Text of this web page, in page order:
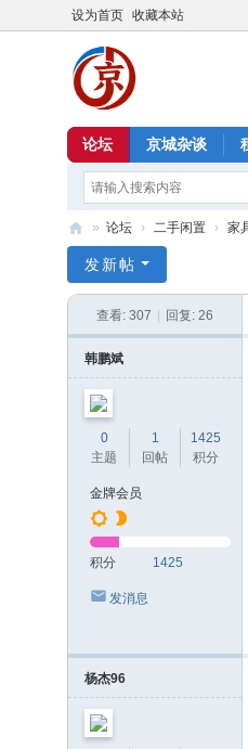
设为首页 收藏本站
论坛 京城杂谈
京
» 论坛 › 二手闲置 › 家
发新帖
查看: 307 回复: 26
韩鹏斌
0
主题
1
回帖
1425
积分
金牌会员
积分 1425
发消息
杨杰96